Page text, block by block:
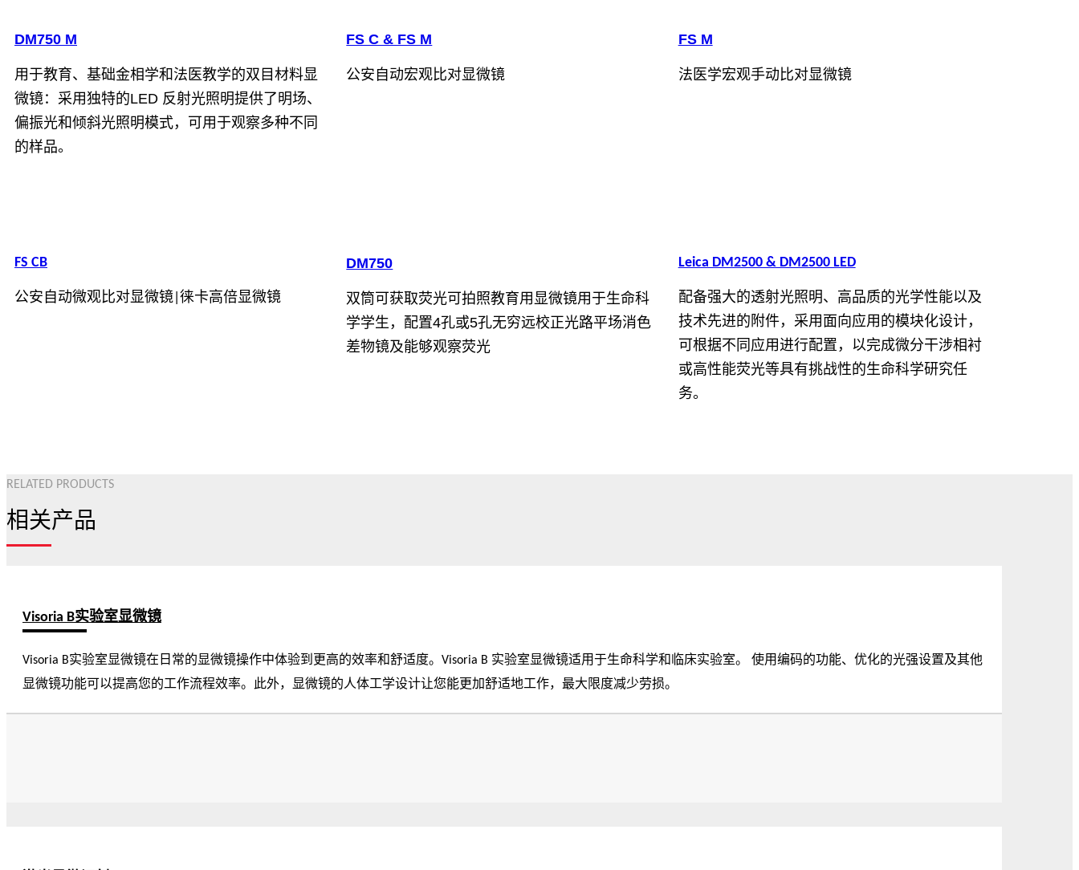
DM750 M
用于教育、基础金相学和法医教学的双目材料显
微镜：采用独特的LED 反射光照明提供了明场、
偏振光和倾斜光照明模式，可用于观察多种不同
的样品。
FS C & FS M
公安自动宏观比对显微镜
FS M
法医学宏观手动比对显微镜
FS CB
公安自动微观比对显微镜|徕卡高倍显微镜
DM750
双筒可获取荧光可拍照教育用显微镜用于生命科
学学生，配置4孔或5孔无穷远校正光路平场消色
差物镜及能够观察荧光
Leica DM2500 & DM2500 LED
配备强大的透射光照明、高品质的光学性能以及
技术先进的附件，采用面向应用的模块化设计，
可根据不同应用进行配置，以完成微分干涉相衬
或高性能荧光等具有挑战性的生命科学研究任
务。
RELATED PRODUCTS
相关产品
Visoria B实验室显微镜
Visoria B实验室显微镜在日常的显微镜操作中体验到更高的效率和舒适度。Visoria B 实验室显微镜适用于生命科学和临床实验室。 使用编码的功能、优化的光强设置及其他
显微镜功能可以提高您的工作流程效率。此外，显微镜的人体工学设计让您能更加舒适地工作，最大限度减少劳损。